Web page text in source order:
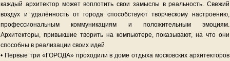
каждый архитектор может воплотить свои замыслы в реальность. Свежий
воздух и удалённость от города способствуют творческому настроению,
профессиональным коммуникациям и положительным эмоциям.
Архитекторы, привыкшие творить на компьютере, показывают, на что они
способны в реализации своих идей
• Первые три «ГОРОДА» проходили в доме отдыха московских архитекторов